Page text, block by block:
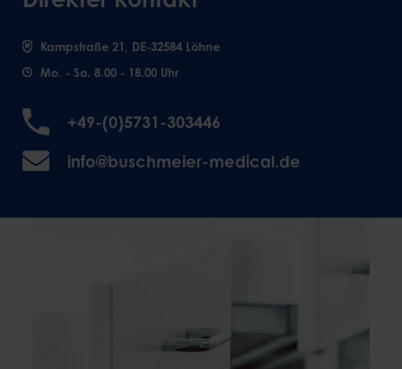
Kampstraße 21, DE-32584 Löhne
Mo. - So. 8.00 - 18.00 Uhr
+49-(0)5731-303446
info@buschmeier-medical.de